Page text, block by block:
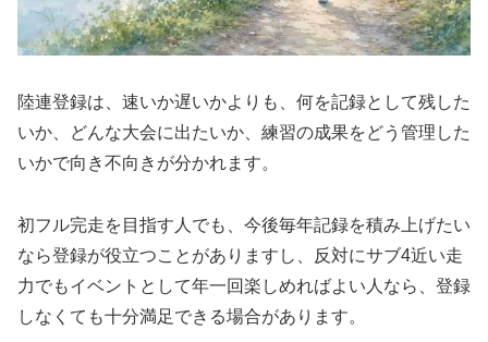
陸連登録は、速いか遅いかよりも、何を記録として残した
いか、どんな大会に出たいか、練習の成果をどう管理した
いかで向き不向きが分かれます。
初フル完走を目指す人でも、今後毎年記録を積み上げたい
なら登録が役立つことがありますし、反対にサブ4近い走
力でもイベントとして年一回楽しめればよい人なら、登録
しなくても十分満足できる場合があります。